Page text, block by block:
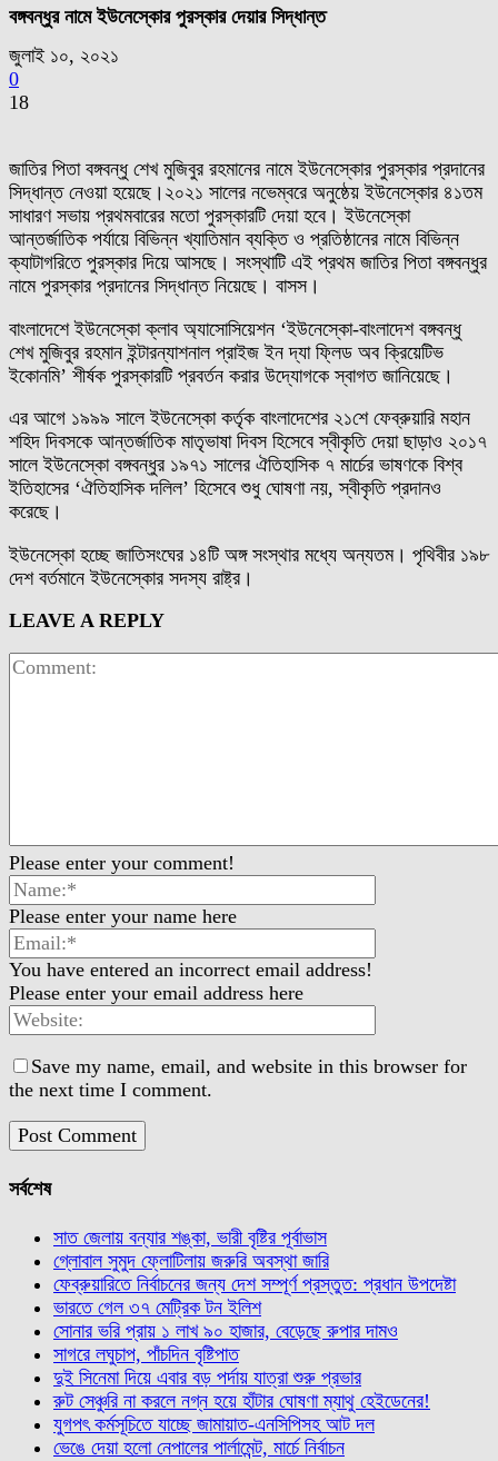
বঙ্গবন্ধুর নামে ইউনেস্কোর পুরস্কার দেয়ার সিদ্ধান্ত
জুলাই ১০, ২০২১
0
18
জাতির পিতা বঙ্গবন্ধু শেখ মুজিবুর রহমানের নামে ইউনেস্কোর পুরস্কার প্রদানের
সিদ্ধান্ত নেওয়া হয়েছে।২০২১ সালের নভেম্বরে অনুষ্ঠেয় ইউনেস্কোর ৪১তম
সাধারণ সভায় প্রথমবারের মতো পুরস্কারটি দেয়া হবে। ইউনেস্কো
আন্তর্জাতিক পর্যায়ে বিভিন্ন খ্যাতিমান ব্যক্তি ও প্রতিষ্ঠানের নামে বিভিন্ন
ক্যাটাগরিতে পুরস্কার দিয়ে আসছে। সংস্থাটি এই প্রথম জাতির পিতা বঙ্গবন্ধুর
নামে পুরস্কার প্রদানের সিদ্ধান্ত নিয়েছে। বাসস।
বাংলাদেশে ইউনেস্কো ক্লাব অ্যাসোসিয়েশন ‘ইউনেস্কো-বাংলাদেশ বঙ্গবন্ধু
শেখ মুজিবুর রহমান ইন্টারন্যাশনাল প্রাইজ ইন দ্যা ফ্লিড অব ক্রিয়েটিভ
ইকোনমি’ শীর্ষক পুরস্কারটি প্রবর্তন করার উদ্যোগকে স্বাগত জানিয়েছে।
এর আগে ১৯৯৯ সালে ইউনেস্কো কর্তৃক বাংলাদেশের ২১শে ফেব্রুয়ারি মহান
শহিদ দিবসকে আন্তর্জাতিক মাতৃভাষা দিবস হিসেবে স্বীকৃতি দেয়া ছাড়াও ২০১৭
সালে ইউনেস্কো বঙ্গবন্ধুর ১৯৭১ সালের ঐতিহাসিক ৭ মার্চের ভাষণকে বিশ্ব
ইতিহাসের ‘ঐতিহাসিক দলিল’ হিসেবে শুধু ঘোষণা নয়, স্বীকৃতি প্রদানও
করেছে।
ইউনেস্কো হচ্ছে জাতিসংঘের ১৪টি অঙ্গ সংস্থার মধ্যে অন্যতম। পৃথিবীর ১৯৮
দেশ বর্তমানে ইউনেস্কোর সদস্য রাষ্ট্র।
LEAVE A REPLY
Please enter your comment!
Please enter your name here
You have entered an incorrect email address!
Please enter your email address here
Save my name, email, and website in this browser for
the next time I comment.
সর্বশেষ
সাত জেলায় বন্যার শঙ্কা, ভারী বৃষ্টির পূর্বাভাস
গ্লোবাল সুমুদ ফ্লোটিলায় জরুরি অবস্থা জারি
ফেব্রুয়ারিতে নির্বাচনের জন্য দেশ সম্পূর্ণ প্রস্তুত: প্রধান উপদেষ্টা
ভারতে গেল ৩৭ মেট্রিক টন ইলিশ
সোনার ভরি প্রায় ১ লাখ ৯০ হাজার, বেড়েছে রুপার দামও
সাগরে লঘুচাপ, পাঁচদিন বৃষ্টিপাত
দুই সিনেমা দিয়ে এবার বড় পর্দায় যাত্রা শুরু প্রভার
রুট সেঞ্চুরি না করলে নগ্ন হয়ে হাঁটার ঘোষণা ম্যাথু হেইডেনের!
যুগপৎ কর্মসূচিতে যাচ্ছে জামায়াত-এনসিপিসহ আট দল
ভেঙে দেয়া হলো নেপালের পার্লামেন্ট, মার্চে নির্বাচন